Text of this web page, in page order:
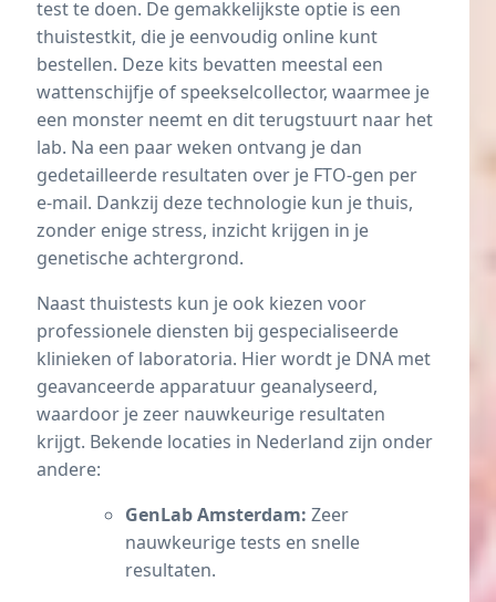
testte doen. De gemakkelijkste optie is een
thuistestkit, die je eenvoudig online kunt
bestellen. Deze kits bevatten meestal een
wattenschijfje of speekselcollector, waarmee je
een monster neemt en dit terugstuurt naar het
lab. Na een paar weken ontvang je dan
gedetailleerde resultaten over je FTO-gen per
e-mail. Dankzij deze technologie kun je thuis,
zonder enige stress, inzicht krijgen in je
genetische achtergrond.
Naast thuistests kun je ook kiezen voor
professionele diensten bij gespecialiseerde
klinieken of laboratoria. Hier wordt je DNA met
geavanceerde apparatuur geanalyseerd,
waardoor je zeer nauwkeurige resultaten
krijgt. Bekende locaties in Nederland zijn onder
andere:
GenLab Amsterdam: Zeer
nauwkeurige tests en snelle
resultaten.